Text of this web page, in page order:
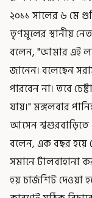
২০১১ সালের ৬ মে
তৃণমূলের স্থানীয়
বলেন, "আমার এই
জানেন। বলেছেন
পারবেন না। তবে
যায়।" মঙ্গলবার
আসেন শ্বশুরবাড়িতে
বলেন, এক বছর হয়ে
সমানে
হয় চার্জশিট দেওয়া